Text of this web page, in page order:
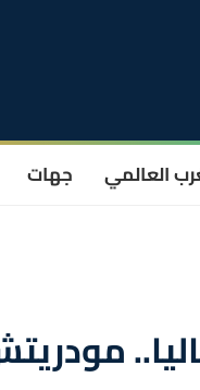
العالمي جهات